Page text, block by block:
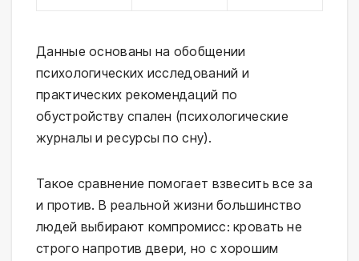
Данные основаны на обобщении
психологических исследований и
практических рекомендаций по
обустройству спален (психологические
журналы и ресурсы по сну).
Такое сравнение помогает взвесить все за
и против. В реальной жизни большинство
людей выбирают компромисс: кровать не
строго напротив двери, но с хорошим